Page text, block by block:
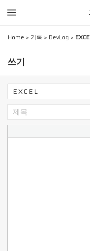
Home > 기록 > DevLog >
쓰기